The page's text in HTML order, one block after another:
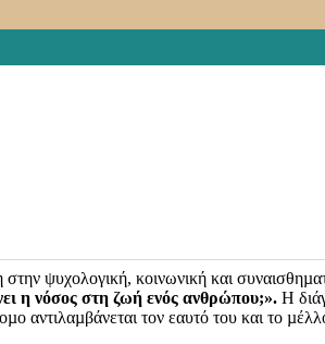
ασθενείς. Η
κυρίως να υποστηρίξουν ανθρώπους
ψυχολογική, κοινωνική και
η νόσος στη ζωή ενός ανθρώπου;». Η
αντιλαµβάνεται τον εαυτό του και το